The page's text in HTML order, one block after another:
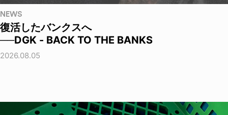
NEWS
復活したバンクスへ
──DGK - BACK TO THE BANKS
2026.08.05